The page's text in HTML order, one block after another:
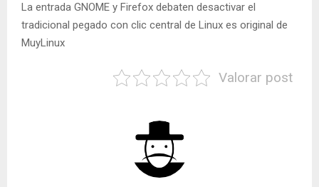
La entrada GNOME y Firefox debaten desactivar el
tradicional pegado con clic central de Linux es original de
MuyLinux
Valorar post